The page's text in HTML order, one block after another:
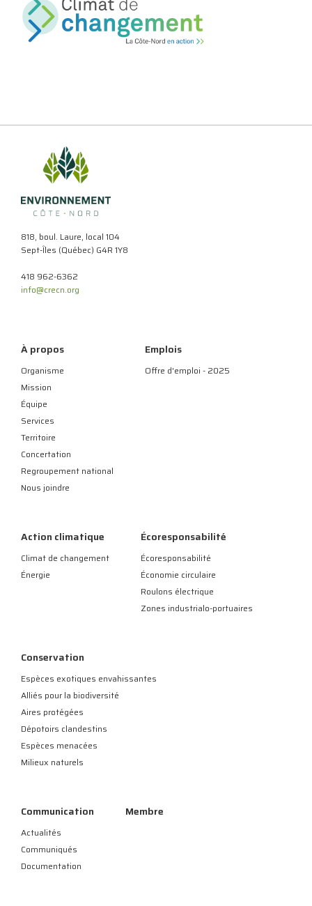
818, boul. Laure, local 104
Sept-Îles (Québec) G4R 1Y8
418 962-6362
info@crecn.org
À propos
Organisme
Mission
Équipe
Services
Territoire
Concertation
Regroupement national
Nous joindre
Emplois
Offre d'emploi - 2025
Action climatique
Climat de changement
Énergie
Écoresponsabilité
Écoresponsabilité
Économie circulaire
Roulons électrique
Zones industrialo-portuaires
Conservation
Espèces exotiques envahissantes
Alliés pour la biodiversité
Aires protégées
Dépotoirs clandestins
Espèces menacées
Milieux naturels
Communication
Actualités
Communiqués
Documentation
Membre